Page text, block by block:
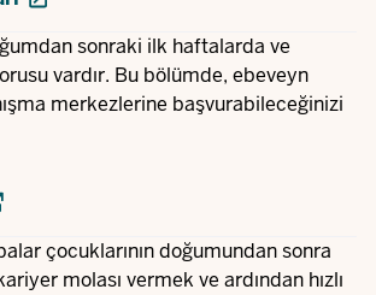
sonraki ilk haftalarda ve
vardır. Bu bölümde, ebeveyn
merkezlerine başvurabileceğinizi
çocuklarının doğumundan sonra
molası vermek ve ardından hızlı